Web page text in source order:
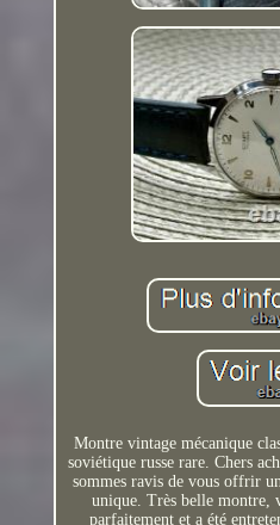
Montre vintage mécanique
soviétique russe rare. Chers
sommes ravis de vous offrir
unique. Très belle montre,
parfaitement et a été